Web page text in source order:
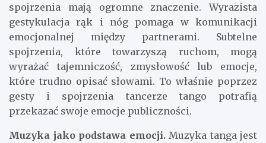
spojrzenia mają ogromne znaczenie. Wyrazista
gestykulacja rąk i nóg pomaga w komunikacji
emocjonalnej między partnerami. Subtelne
spojrzenia, które towarzyszą ruchom, mogą
wyrażać tajemniczość, zmysłowość lub emocje,
które trudno opisać słowami. To właśnie poprzez
gesty i spojrzenia tancerze tango potrafią
przekazać swoje emocje publiczności.
Muzyka jako podstawa emocji. Muzyka tanga jest